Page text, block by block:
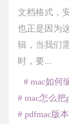
文档格式，
也正是因为
辑，当我们
时，要...
# mac如何
# mac怎么
# pdfmac版